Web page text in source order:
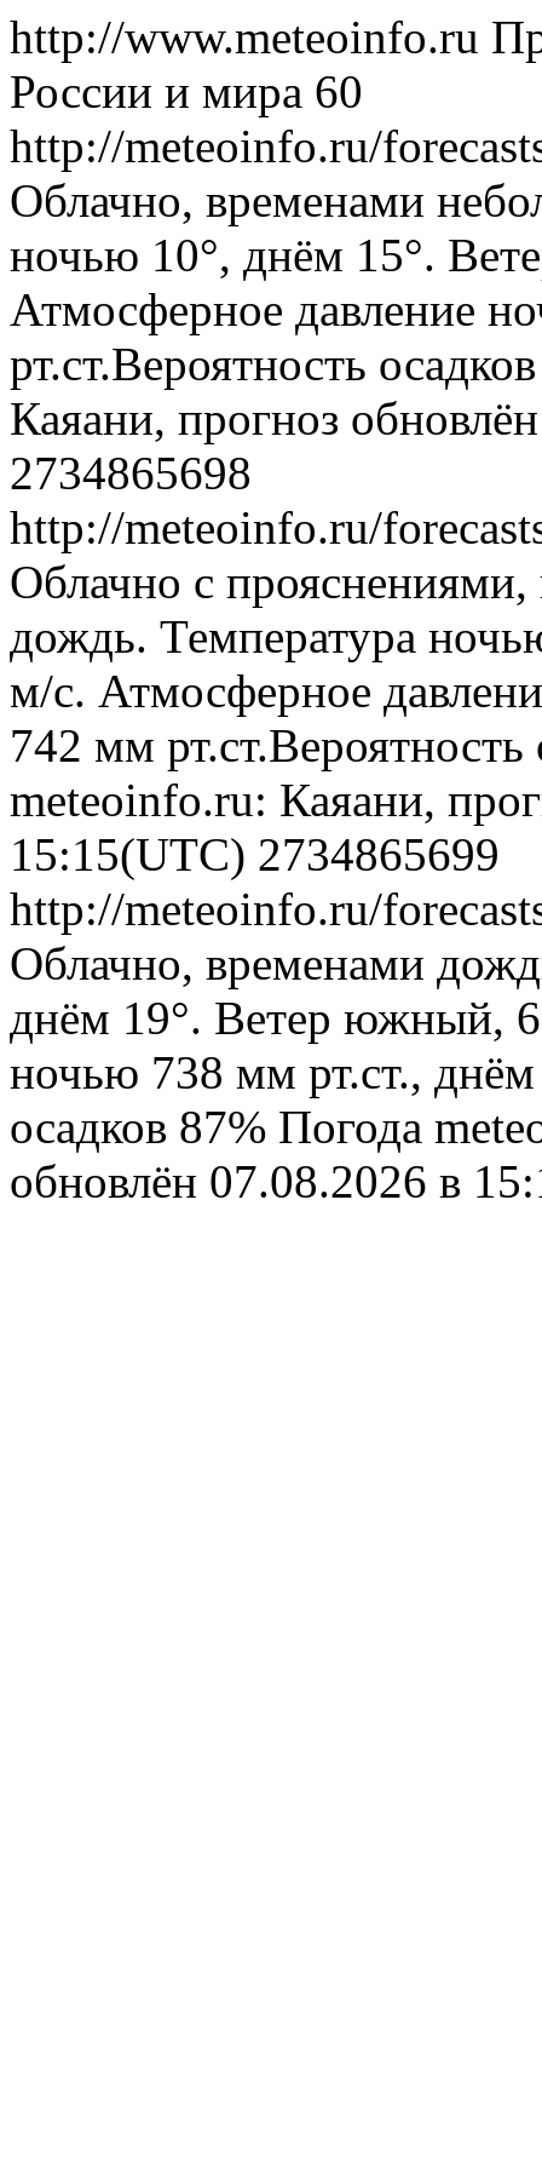
http://www.meteoinfo.ru
России и мира 60
http://meteoinfo.ru/
Облачно, временами
ночью 10°, днём 15°.
Атмосферное давление
рт.ст.Вероятность
Каяани, прогноз
2734865698
http://meteoinfo.ru/
Облачно с
дождь. Температура
м/с. Атмосферное
742 мм рт.ст.Вероятность
meteoinfo.ru: Каяани,
15:15(UTC) 2734865699
http://meteoinfo.ru/
Облачно, временами
днём 19°. Ветер южный,
ночью 738 мм рт.ст.,
осадков 87% Погода
обновлён 07.08.2026 в